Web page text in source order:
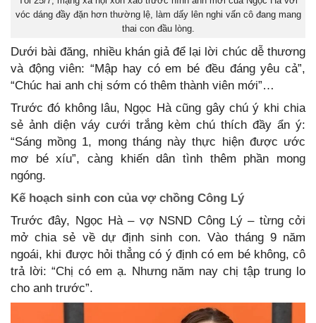
vóc dáng đầy đặn hơn thường lệ, làm dấy lên nghi vấn cô đang mang
thai con đầu lòng.
Dưới bài đăng, nhiều khán giả để lại lời chúc dễ thương
và động viên: “Mập hay có em bé đều đáng yêu cả”,
“Chúc hai anh chị sớm có thêm thành viên mới”…
Trước đó không lâu, Ngọc Hà cũng gây chú ý khi chia
sẻ ảnh diện váy cưới trắng kèm chú thích đầy ẩn ý:
“Sáng mồng 1, mong tháng này thực hiện được ước
mơ bé xíu”, càng khiến dân tình thêm phần mong
ngóng.
Kế hoạch sinh con của vợ chồng Công Lý
Trước đây, Ngọc Hà – vợ NSND Công Lý – từng cởi
mở chia sẻ về dự định sinh con. Vào tháng 9 năm
ngoái, khi được hỏi thẳng có ý định có em bé không, cô
trả lời: “Chị có em ạ. Nhưng năm nay chị tập trung lo
cho anh trước”.